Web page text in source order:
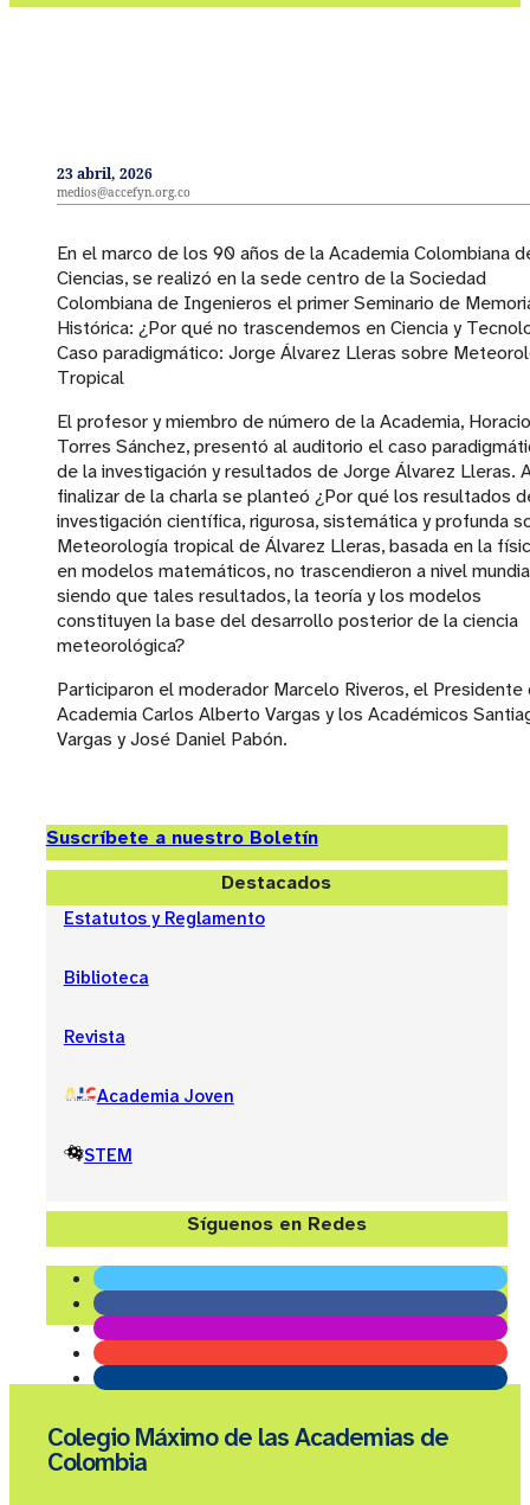
23 abril, 2026
medios@accefyn.org.co
En el marco de los 90 años de la Academia Colombiana
Ciencias, se realizó en la sede centro de la Sociedad
Colombiana de Ingenieros el primer Seminario de
Histórica: ¿Por qué no trascendemos en Ciencia y
Caso paradigmático: Jorge Álvarez Lleras sobre
Tropical
El profesor y miembro de número de la Academia, Horacio
Torres Sánchez, presentó al auditorio el caso
de la investigación y resultados de Jorge Álvarez Lleras.
finalizar de la charla se planteó ¿Por qué los resultados
investigación científica, rigurosa, sistemática y profunda
Meteorología tropical de Álvarez Lleras, basada en la
en modelos matemáticos, no trascendieron a nivel
siendo que tales resultados, la teoría y los modelos
constituyen la base del desarrollo posterior de la ciencia
meteorológica?
Participaron el moderador Marcelo Riveros, el Presidente
Academia Carlos Alberto Vargas y los Académicos
Vargas y José Daniel Pabón.
Suscríbete a nuestro Boletín
Destacados
Estatutos y Reglamento
Biblioteca
Revista
Academia Joven
STEM
Síguenos en Redes
Colegio Máximo de las Academias de
Colombia